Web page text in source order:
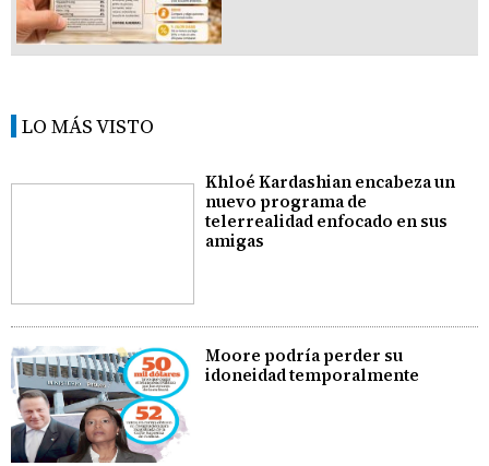
LO MÁS VISTO
Khloé Kardashian encabeza un
nuevo programa de
telerrealidad enfocado en sus
amigas
Moore podría perder su
idoneidad temporalmente